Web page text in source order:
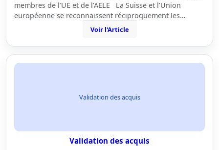
membres de l’UE et de l’AELE La Suisse et l’Union
européenne se reconnaissent réciproquement les…
Voir l'Article
Validation des acquis
Validation des acquis